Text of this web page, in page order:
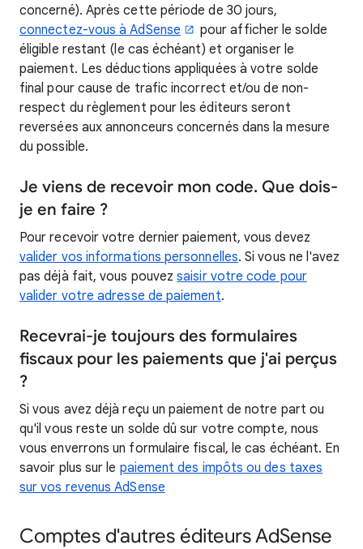
concerné). Après cette période de 30 jours,
connectez-vous à AdSense
pour afficher le solde
éligible restant (le cas échéant) et organiser le
paiement. Les déductions appliquées à votre solde
final pour cause de trafic incorrect et/ou de non-
respect du règlement pour les éditeurs seront
reversées aux annonceurs concernés dans la mesure
du possible.
Je viens de recevoir mon code. Que dois-
je en faire ?
Pour recevoir votre dernier paiement, vous devez
valider vos informations personnelles. Si vous ne l'avez
pas déjà fait, vous pouvezsaisir votre code pour
valider votre adresse de paiement.
Recevrai-je toujours des formulaires
fiscaux pour les paiements que j'ai perçus
?
Si vous avez déjà reçu un paiement de notre part ou
qu'il vous reste un solde dû sur votre compte, nous
vous enverrons un formulaire fiscal, le cas échéant. En
savoir plus sur le paiement des impôts ou des taxes
sur vos revenus AdSense
Comptes d'autres éditeurs AdSense